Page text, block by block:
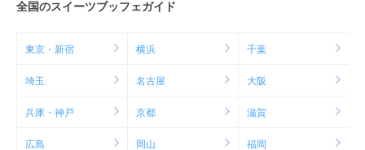
全国のスイーツブッフェガイド
東京・新宿 横浜 千葉
埼玉 名古屋 大阪
兵庫・神戸 京都 滋賀
広島 岡山 福岡